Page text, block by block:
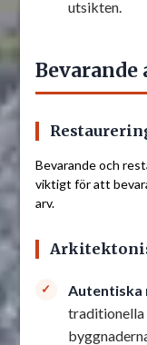
utsikten.
Bevarande och
viktigt för att
arv.
Autentiska
traditionella